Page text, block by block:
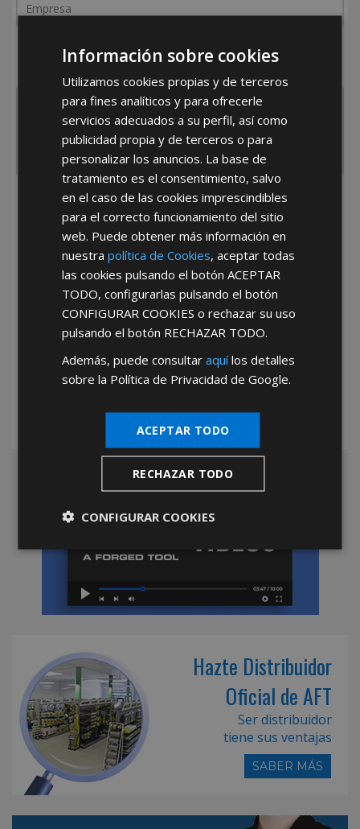
¿De dónde es la empresa?
He leído y acepto laPolítica de Privacidad
*Abstenerse particulares, sólo venta a tiendas y empresas minoristas y
Hazte Distribuidor
Oficial de AFT
Ser distribuidor
tiene sus ventajas
SABER MÁS
Información sobre cookies
Utilizamos cookies propias y de terceros
para fines analíticos y para ofrecerle
servicios adecuados a su perfil, así como
publicidad propia y de terceros o para
personalizar los anuncios. La base de
tratamiento es el consentimiento, salvo
en el caso de las cookies imprescindibles
para el correcto funcionamiento del sitio
web. Puede obtener más información en
nuestrapolítica de Cookies, aceptar todas
las cookies pulsando el botónACEPTAR
TODO, configurarlas pulsando el botón
CONFIGURAR COOKIES o rechazar su uso
pulsando el botón RECHAZAR TODO.
Además, puede consultaraquílos detalles
sobre la Política de Privacidad de Google.
ACEPTAR TODO
RECHAZAR TODO
CONFIGURAR COOKIES